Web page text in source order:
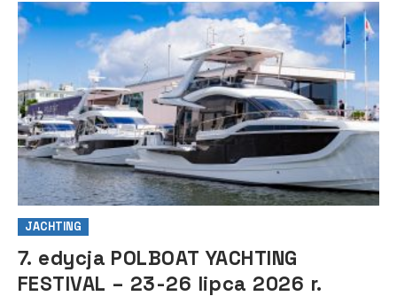
JACHTING
7. edycja POLBOAT YACHTING
FESTIVAL – 23-26 lipca 2026 r.